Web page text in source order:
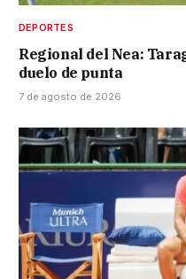
DEPORTES
Regional del Nea:
duelo de punta
7 de agosto de 2026